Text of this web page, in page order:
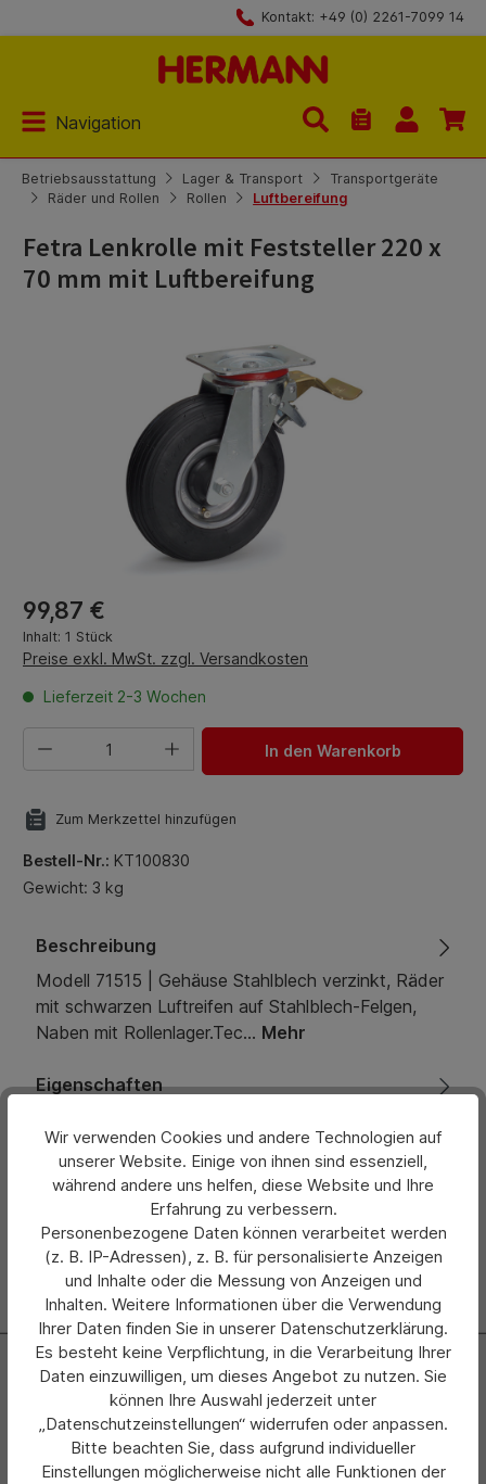
Kontakt: +49 (0) 2261-7099 14
Navigation
Du hast 0
Betriebsausstattung Lager & Transport
Transportgeräte
Räder und Rollen
Rollen Luftbereifung
Fetra Lenkrolle mit Feststeller 220 x
70 mm mit Luftbereifung
Regulärer Preis:
99,87 €
Inhalt: 1 Stück
Preise exkl. MwSt. zzgl. Versandkosten
Lieferzeit 2-3 Wochen
Produkt Anzahl: Gib den gewünschten Wert ein oder
In den Warenkorb
Zum Merkzettel hinzufügen
Bestell-Nr.: KT100830
Gewicht: 3 kg
Beschreibung
Modell 71515 | Gehäuse Stahlblech verzinkt, Räder
mit schwarzen Luftreifen auf Stahlblech-Felgen,
Naben mit Rollenlager.Tec… Mehr
Eigenschaften
Bewertungen
Hersteller
Newsletter
Abonnieren Sie jetzt einfach unseren regelmäßig
erscheinenden Newsletter und Sie werden stets als Erster
über neue Produkte und Angebote informiert.
Wir verwenden Cookies und andere Technologien auf
unserer Website. Einige von ihnen sind essenziell,
während andere uns helfen, diese Website und Ihre
Erfahrung zu verbessern.
Personenbezogene Daten können verarbeitet werden
(z. B. IP-Adressen), z. B. für personalisierte Anzeigen
und Inhalte oder die Messung von Anzeigen und
Inhalten. Weitere Informationen über die Verwendung
Ihrer Daten finden Sie in unserer Datenschutzerklärung.
Es besteht keine Verpflichtung, in die Verarbeitung Ihrer
Daten einzuwilligen, um dieses Angebot zu nutzen. Sie
können Ihre Auswahl jederzeit unter
„Datenschutzeinstellungen“ widerrufen oder anpassen.
Bitte beachten Sie, dass aufgrund individueller
Einstellungen möglicherweise nicht alle Funktionen der